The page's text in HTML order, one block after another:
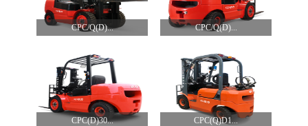
CPC/Q(D)... CPC/Q(D)...
CPC(D)30... CPC(Q)D1...